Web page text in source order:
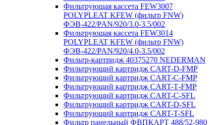
Фильтрующая кассета FEW3007
POLYPLEAT KFEW (фильтр FNW)
ФЭВ-422/PAN/920/3.0-3.5/002
Фильтрующая кассета FEW3014
POLYPLEAT KFEW (фильтр FNW)
ФЭВ-422/PAN/920/4.0-3.5/002
Фильтр-картридж 40375270 NEDERMAN
Фильтрующий картридж CART-D-FMP
Фильтрующий картридж CART-С-FMP
Фильтрующий картридж CART-Т-FMP
Фильтрующий картридж CART-C-SFL
Фильтрующий картридж CART-D-SFL
Фильтрующий картридж CART-T-SFL
Фильтр панельный ФВПКАРТ 488/52-980